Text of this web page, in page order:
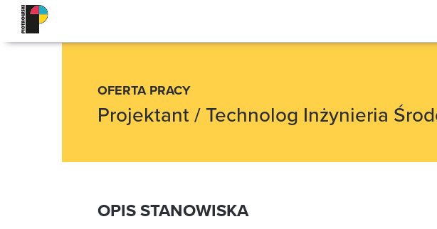
OFERTA PRACY
Projektant / Technolog Inżynieria
OPIS STANOWISKA